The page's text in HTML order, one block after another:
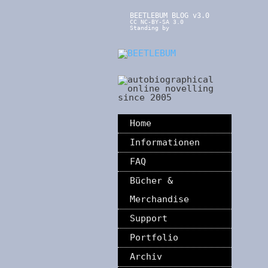
BEETLEBUM BLOG v3.0
CC NC-BY-SA 3.0
Standing by
Home
Informationen
FAQ
Bücher &
Merchandise
Support
Portfolio
Archiv